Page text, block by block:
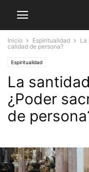
Inicio Espiritualidad
La
calidad de persona?
Espiritualidad
La
¿Poder
de